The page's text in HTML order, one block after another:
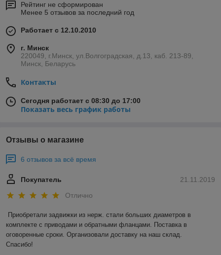
Рейтинг не сформирован
Менее 5 отзывов за последний год
Работает с 12.10.2010
г. Минск
220049, г.Минск, ул.Волгоградская, д.13, каб. 213-89,
Минск, Беларусь
Контакты
Сегодня работает с 08:30 до 17:00
Показать весь график работы
Отзывы о магазине
6 отзывов за всё время
21.11.2019
Покупатель
Отлично
Приобретали задвижки из нерж. стали больших диаметров в
комплекте с приводами и обратными фланцами. Поставка в
оговоренные сроки. Организовали доставку на наш склад.
Спасибо!